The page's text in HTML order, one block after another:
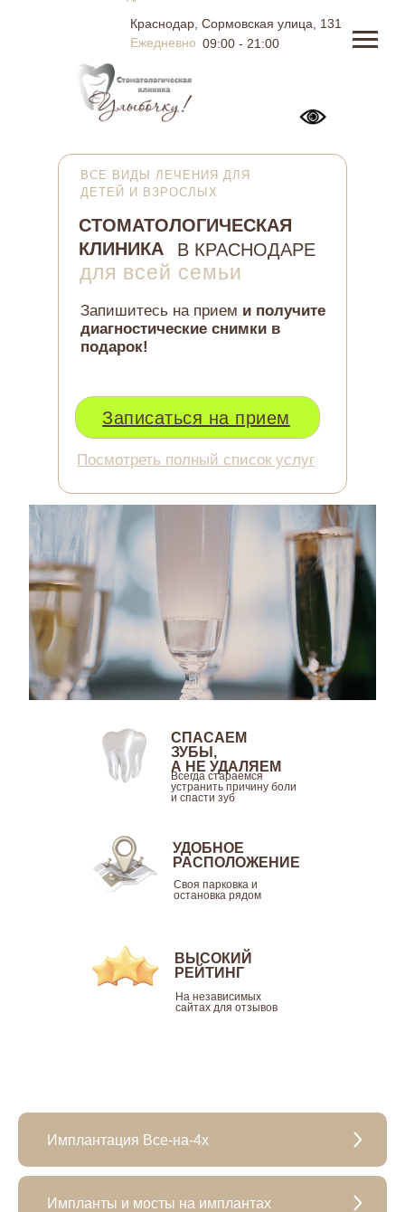
Краснодар, Сормовская улица, 131
09:00 - 21:00
Ежедневно
Запишитесь на прием и получите
диагностические снимки в
подарок!
ВСЕ ВИДЫ ЛЕЧЕНИЯ ДЛЯ
ДЕТЕЙ И ВЗРОСЛЫХ
Посмотреть полный список услуг
Записаться на прием
СТОМАТОЛОГИЧЕСКАЯ
КЛИНИКА
СПАСАЕМ
ЗУБЫ,
А НЕ УДАЛЯЕМ
УДОБНОЕ
РАСПОЛОЖЕНИЕ
Всегда стараемся
устранить причину боли
и спасти зуб
Своя парковка и
остановка рядом
для всей семьи
В КРАСНОДАРЕ
ВЫСОКИЙ
РЕЙТИНГ
На независимых
сайтах для отзывов
Имплантация Все-на-4х
Импланты и мосты на имплантах